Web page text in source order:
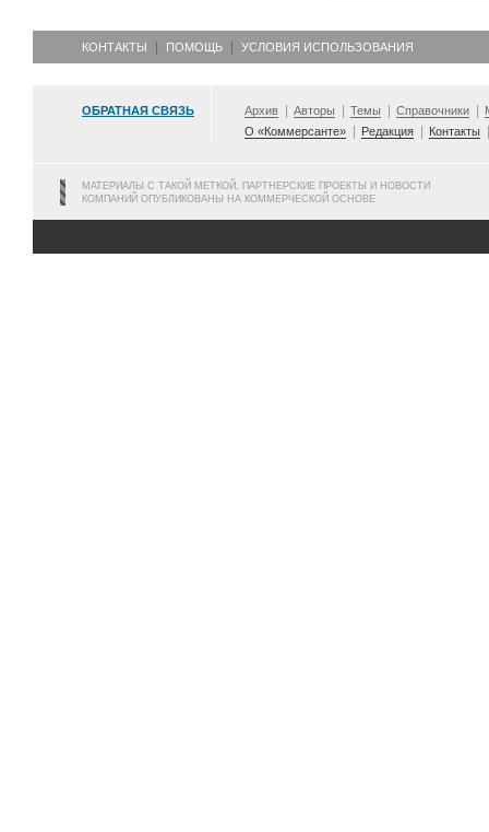
КОНТАКТЫ ПОМОЩЬ УСЛОВИЯ ИСПОЛЬЗОВАНИЯ
ОБРАТНАЯ СВЯЗЬ Архив Авторы Темы Справочники
О «Коммерсанте»
Редакция Контакты
МАТЕРИАЛЫ С ТАКОЙ МЕТКОЙ, ПАРТНЕРСКИЕ ПРОЕКТЫ И НОВОСТИ
КОМПАНИЙ ОПУБЛИКОВАНЫ НА КОММЕРЧЕСКОЙ ОСНОВЕ